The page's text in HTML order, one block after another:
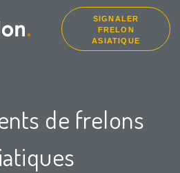
SIGNALER
FRELON
ASIATIQUE
de frelons